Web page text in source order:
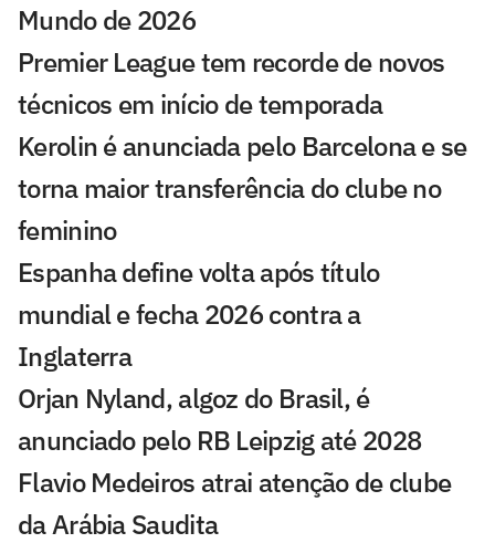
Mundo de 2026
Premier League tem recorde de novos
técnicos em início de temporada
Kerolin é anunciada pelo Barcelona e se
torna maior transferência do clube no
feminino
Espanha define volta após título
mundial e fecha 2026 contra a
Inglaterra
Orjan Nyland, algoz do Brasil, é
anunciado pelo RB Leipzig até 2028
Flavio Medeiros atrai atenção de clube
da Arábia Saudita